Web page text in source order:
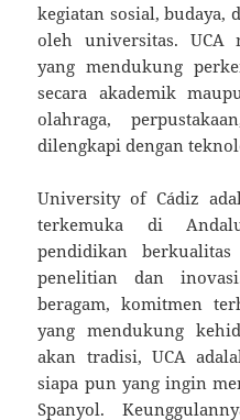
kegiatan sosial, budaya,
oleh universitas. UCA
yang mendukung
secara akademik
olahraga,
dilengkapi dengan
University of Cádiz
terkemuka di
pendidikan
penelitian dan
beragam, komitmen
yang mendukung
akan tradisi, UCA
siapa pun yang ingin
Spanyol.